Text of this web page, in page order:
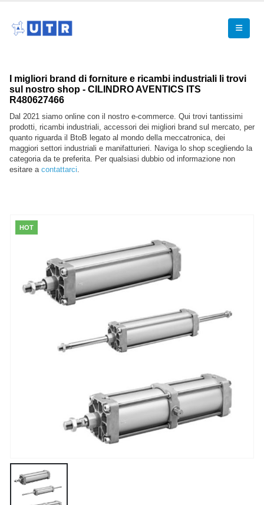
I migliori brand di forniture e ricambi industriali li trovi
sul nostro shop - CILINDRO AVENTICS ITS
R480627466
Dal 2021 siamo online con il nostro e-commerce. Qui trovi tantissimi
prodotti, ricambi industriali, accessori dei migliori brand sul mercato, per
quanto riguarda il BtoB legato al mondo della meccatronica, dei
maggiori settori industriali e manifatturieri. Naviga lo shop scegliendo la
categoria da te preferita. Per qualsiasi dubbio od informazione non
esitare a contattarci.
HOT